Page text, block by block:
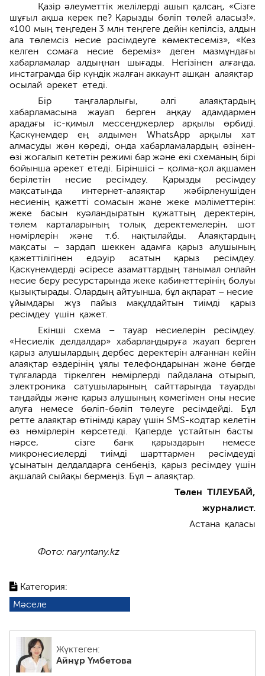
Категория:
Мәселе
Жүктеген:
Айнұр Үмбетова
Қазір әлеуметтік желілерді ашып қалсаң, «Сізге
шұғыл ақша керек пе? Қарызды бөліп төлей аласыз!»,
«100 мың теңгеден 3 млн теңгеге дейін кепілсіз, алдын
ала төлемсіз несие рәсімдеуге көмектесеміз», «Кез
келген сомаға несие береміз» деген мазмұндағы
хабарламалар алдыңнан шығады. Негізінен алғанда,
инстаграмда бір күндік жалған аккаунт ашқан алаяқтар
осылай әрекет етеді.
Бір таңғаларлығы, әлгі алаяқтардың
хабарламасына жауап берген аңқау адамдармен
арадағы іс-қимыл мессенджерлер арқылы өрбиді.
Қаскүнемдер ең алдымен WhatsApp арқылы хат
алмасуды жөн көреді, онда хабарламалардың өзінен-
өзі жоғалып кететін режимі бар және екі схеманың бірі
бойынша әрекет етеді. Біріншісі – қолма-қол ақшамен
берілетін несие ресімдеу. Қарызды ресімдеу
мақсатында интернет-алаяқтар жәбірленушіден
несиенің қажетті сомасын және жеке мәліметтерін:
жеке басын куәландыратын құжаттың деректерін,
төлем карталарының толық деректемелерін, шот
нөмірлерін және т.б. нақтылайды. Алаяқтардың
мақсаты – зардап шеккен адамға қарыз алушының
қажеттілігінен едәуір асатын қарыз ресімдеу.
Қаскүнемдерді әсіресе азаматтардың танымал онлайн
несие беру ресурстарында жеке кабинеттерінің болуы
қызықтырады. Олардың айтуынша, бұл ақпарат – несие
ұйымдары жүз пайыз мақұлдайтын тиімді қарыз
ресімдеу үшін қажет.
Екінші схема – тауар несиелерін ресімдеу.
«Несиелік делдалдар» хабарландыруға жауап берген
қарыз алушылардың дербес деректерін алғаннан кейін
алаяқтар өздерінің ұялы телефондарынан және бөг­де
тұлғаларда тіркелген нөмірлерді пайдалана отырып,
электроника сатушыл­арының сайттарында тауарды
таңдайды және қарыз алушының көмегімен оны несие
алуға немесе бөліп-бөліп төлеуге ресімдейді. Бұл
ретте алаяқтар өтінімді қарау үшін SMS-кодтар келетін
өз нөмірлерін көрсетеді. Қаперде ұстайтын басты
нәрсе, сізге банк қарыздарын немесе
микронесиелерді тиімді шарттармен рәсімдеуді
ұсынатын делдалдар­ға сенбеңіз, қарыз ресімдеу үшін
ақшалай сыйақы бермеңіз. Бұл – алаяқтар.
Төлен ТІЛЕУБАЙ,
журналист.
Астана қаласы
Фото: naryntany.kz